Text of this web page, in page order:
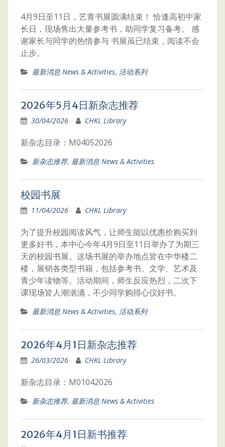
4月9日至11日，艺青书展圆满结束！ 恰逢高初中家
长日，现场售出大量参考书，助同学复习备考。 感
谢家长与同学的热情参与 书展虽已结束，阅读不会
止步。
最新消息 News & Activities, 活动系列
2026年5月4日新杂志推荐
30/04/2026 CHKL Library
新杂志目录：M04052026
新杂志推荐, 最新消息 News & Activities
校园书展
11/04/2026 CHKL Library
为了提升校园阅读风气，让师生能以优惠价购买到
更多好书，本中心今年4月9日至11日举办了为期三
天的校园书展。这场书展的举办地点皆在中华楼二
楼，展销各类型书籍，包括参考书、文学、艺术及
青少年读物等。活动期间，师生反应热烈，二次下
课现场皆人潮汹涌，不少同学购得心仪好书。
最新消息 News & Activities, 活动系列
2026年4月1日新杂志推荐
26/03/2026 CHKL Library
新杂志目录：M01042026
新杂志推荐, 最新消息 News & Activities
2026年4月1日新书推荐